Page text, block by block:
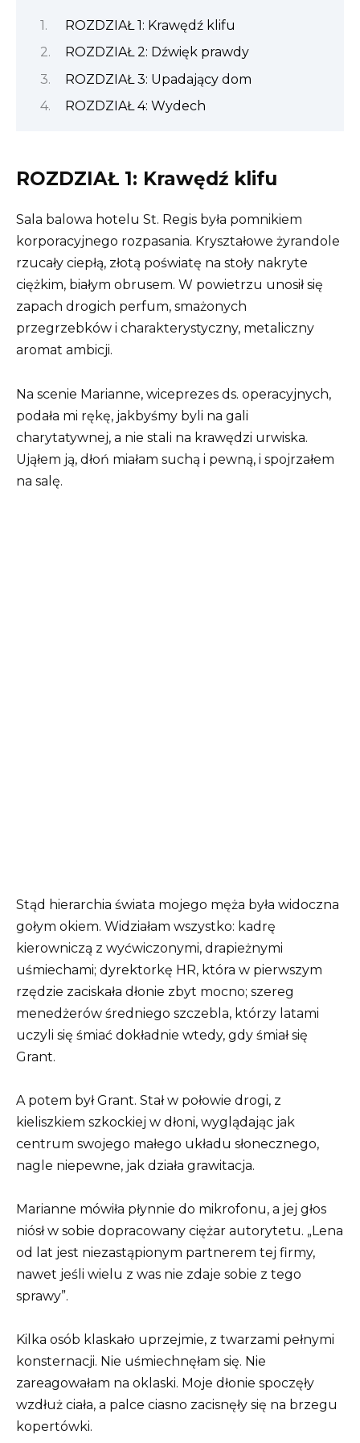
ROZDZIAŁ 1: Krawędź klifu
ROZDZIAŁ 2: Dźwięk prawdy
ROZDZIAŁ 3: Upadający dom
ROZDZIAŁ 4: Wydech
ROZDZIAŁ 1: Krawędź klifu
Sala balowa hotelu St. Regis była pomnikiem
korporacyjnego rozpasania. Kryształowe żyrandole
rzucały ciepłą, złotą poświatę na stoły nakryte
ciężkim, białym obrusem. W powietrzu unosił się
zapach drogich perfum, smażonych
przegrzebków i charakterystyczny, metaliczny
aromat ambicji.
Na scenie Marianne, wiceprezes ds. operacyjnych,
podała mi rękę, jakbyśmy byli na gali
charytatywnej, a nie stali na krawędzi urwiska.
Ująłem ją, dłoń miałam suchą i pewną, i spojrzałem
na salę.
Stąd hierarchia świata mojego męża była widoczna
gołym okiem. Widziałam wszystko: kadrę
kierowniczą z wyćwiczonymi, drapieżnymi
uśmiechami; dyrektorkę HR, która w pierwszym
rzędzie zaciskała dłonie zbyt mocno; szereg
menedżerów średniego szczebla, którzy latami
uczyli się śmiać dokładnie wtedy, gdy śmiał się
Grant.
A potem był Grant. Stał w połowie drogi, z
kieliszkiem szkockiej w dłoni, wyglądając jak
centrum swojego małego układu słonecznego,
nagle niepewne, jak działa grawitacja.
Marianne mówiła płynnie do mikrofonu, a jej głos
niósł w sobie dopracowany ciężar autorytetu. „Lena
od lat jest niezastąpionym partnerem tej firmy,
nawet jeśli wielu z was nie zdaje sobie z tego
sprawy”.
Kilka osób klaskało uprzejmie, z twarzami pełnymi
konsternacji. Nie uśmiechnęłam się. Nie
zareagowałam na oklaski. Moje dłonie spoczęły
wzdłuż ciała, a palce ciasno zacisnęły się na brzegu
kopertówki.